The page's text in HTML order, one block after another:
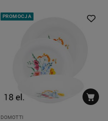
PROMOCJA
DOMOTTI